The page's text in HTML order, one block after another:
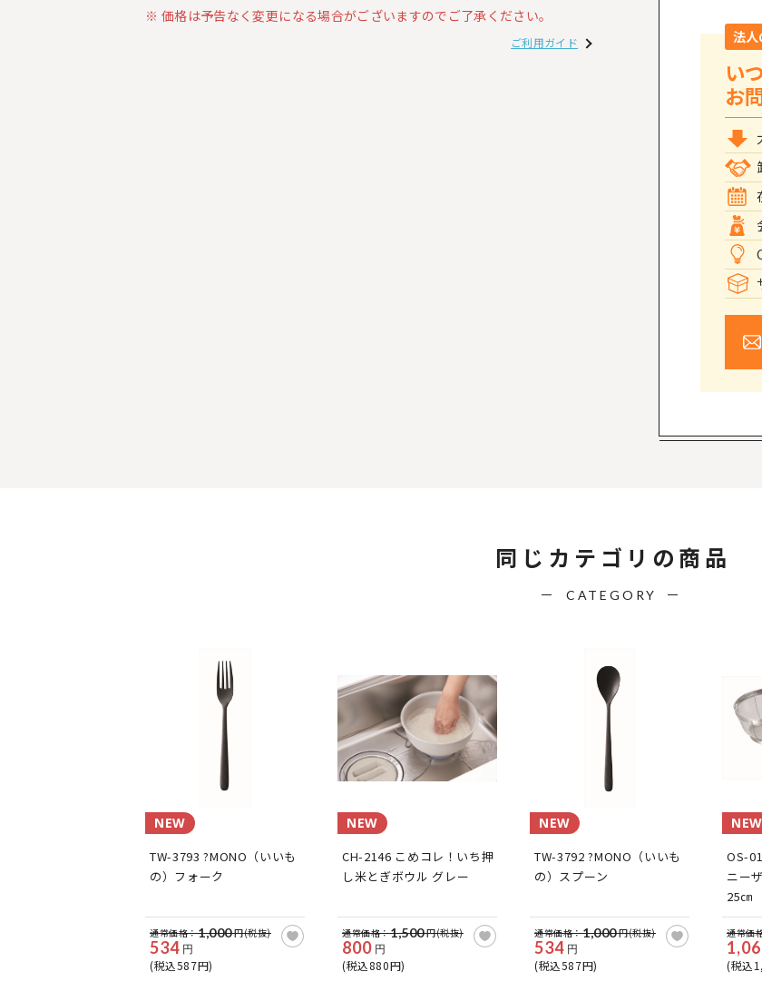
価格は予告なく変更になる場合がございますのでご了承ください。
ご利用ガイド 法
い
お
同じカテゴリの商品
CATEGORY
NEW
TW-3793 ?MONO（いいも
の）フォーク
通常価格：1,000円(税抜)
534 円
(税込587円)
NEW
CH-2146 こめコレ！いち押
し米とぎボウル グレー
通常価格：1,500円(税抜)
800 円
(税込880円)
NEW
TW-3792 ?MONO（いいも
の）スプーン
通常価格：1,000円(税抜)
534 円
(税込587円)
NEW
OS-
ニー
25㎝
通常価
(税込